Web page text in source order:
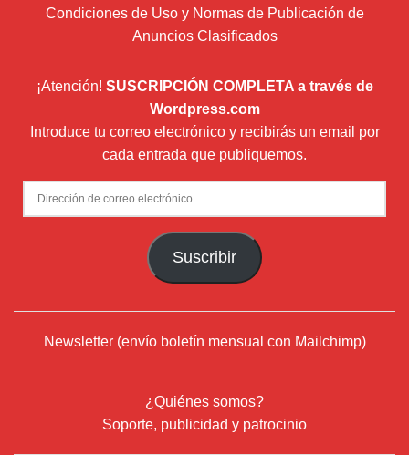
Condiciones de Uso y Normas de Publicación de
Anuncios Clasificados
¡Atención! SUSCRIPCIÓN COMPLETA a través de
Wordpress.com
Introduce tu correo electrónico y recibirás un email por
cada entrada que publiquemos.
Dirección
de
Suscribir
Newsletter (envío boletín mensual con Mailchimp)
¿Quiénes somos?
Soporte, publicidad y patrocinio